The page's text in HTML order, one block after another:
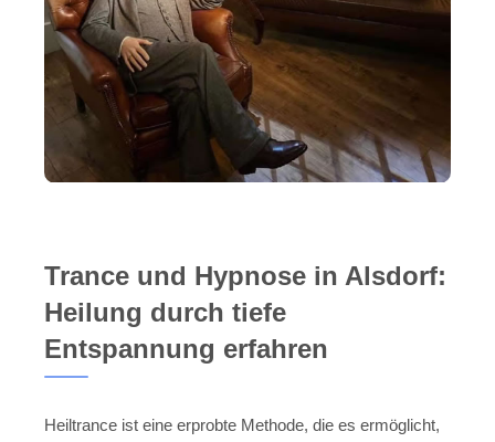
Trance und Hypnose in Alsdorf:
Heilung durch tiefe
Entspannung erfahren
Heiltrance ist eine erprobte Methode, die es ermöglicht,